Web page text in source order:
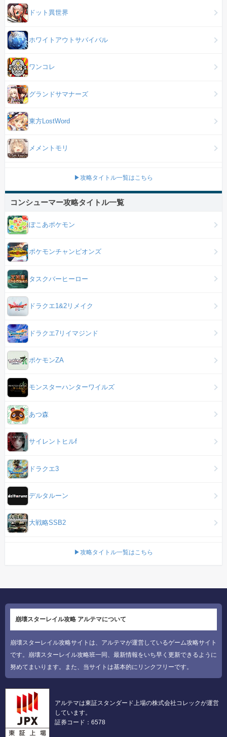
ドット異世界
ホワイトアウトサバイバル
ワンコレ
グランドサマナーズ
東方LostWord
メメントモリ
▶攻略タイトル一覧はこちら
コンシューマー攻略タイトル一覧
ぽこあポケモン
ポケモンチャンピオンズ
タスクバーヒーロー
ドラクエ1&2リメイク
ドラクエ7リイマジンド
ポケモンZA
モンスターハンターワイルズ
あつ森
サイレントヒルf
ドラクエ3
デルタルーン
大戦略SSB2
▶攻略タイトル一覧はこちら
崩壊スターレイル攻略 アルテマについて
崩壊スターレイル攻略サイトは、アルテマが運営しているゲーム攻略サイト
です。崩壊スターレイル攻略班一同、最新情報をいち早く更新できるように
努めてまいります。また、当サイトは基本的にリンクフリーです。
アルテマは東証スタンダード上場の株式会社コレックが運営
しています。
証券コード：6578